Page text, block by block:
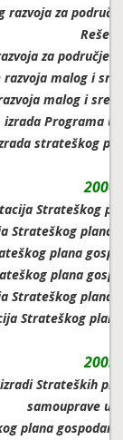
razvoja za
za područje
malog i
malog i
izrada Programa
strateškog
Strateškog
Strateškog plana
plana
plana
Strateškog plana
Strateškog
Strateških
samouprave u
plana